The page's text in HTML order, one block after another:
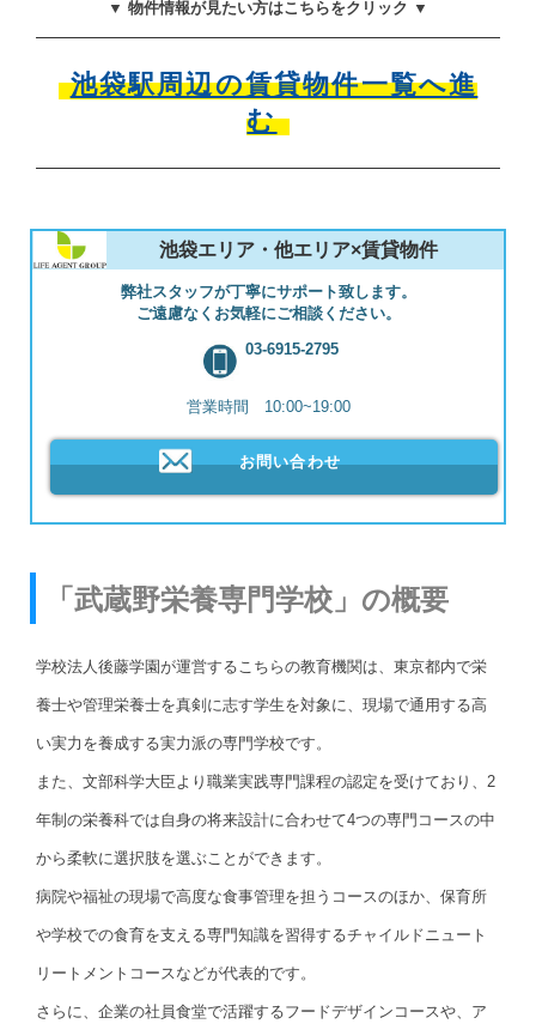
▼ 物件情報が見たい方はこちらをクリック ▼
池袋駅周辺の賃貸物件一覧へ進
む
池袋エリア・他エリア×賃貸物件
弊社スタッフが丁寧にサポート致します。
ご遠慮なくお気軽にご相談ください。
03-6915-2795
営業時間 10:00~19:00
お問い合わせ
「武蔵野栄養専門学校」の概要
学校法人後藤学園が運営するこちらの教育機関は、東京都内で栄
養士や管理栄養士を真剣に志す学生を対象に、現場で通用する高
い実力を養成する実力派の専門学校です。
また、文部科学大臣より職業実践専門課程の認定を受けており、2
年制の栄養科では自身の将来設計に合わせて4つの専門コースの中
から柔軟に選択肢を選ぶことができます。
病院や福祉の現場で高度な食事管理を担うコースのほか、保育所
や学校での食育を支える専門知識を習得するチャイルドニュート
リートメントコースなどが代表的です。
さらに、企業の社員食堂で活躍するフードデザインコースや、ア